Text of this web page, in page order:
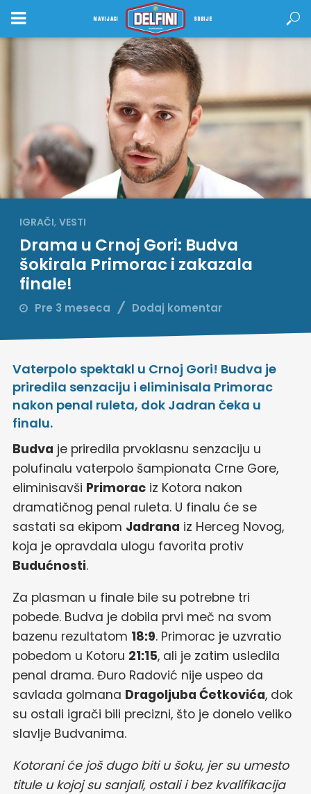
NAVIJACI SRBIJE
IGRAČI, VESTI
Drama u Crnoj Gori: Budva
šokirala Primorac i zakazala
finale!
Pre 3 meseca Dodaj komentar
Vaterpolo spektakl u Crnoj Gori! Budva je
priredila senzaciju i eliminisala Primorac
nakon penal ruleta, dok Jadran čeka u
finalu.
Budva je priredila prvoklasnu senzaciju u
polufinalu vaterpolo šampionata Crne Gore,
eliminisavši Primorac iz Kotora nakon
dramatičnog penal ruleta. U finalu će se
sastati sa ekipom Jadrana iz Herceg Novog,
koja je opravdala ulogu favorita protiv
Budućnosti.
Za plasman u finale bile su potrebne tri
pobede. Budva je dobila prvi meč na svom
bazenu rezultatom 18:9. Primorac je uzvratio
pobedom u Kotoru 21:15, ali je zatim usledila
penal drama. Đuro Radović nije uspeo da
savlada golmana Dragoljuba Ćetkovića, dok
su ostali igrači bili precizni, što je donelo veliko
slavlje Budvanima.
Kotorani će još dugo biti u šoku, jer su umesto
titule u kojoj su sanjali, ostali i bez kvalifikacija